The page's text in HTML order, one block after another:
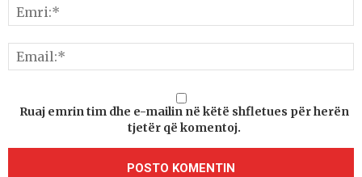
Ruaj emrin tim dhe e-mailin në këtë shfletues për herën
tjetër që komentoj.